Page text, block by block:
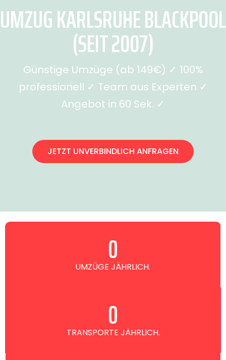
UMZUG KARLSRUHE BLACKPOOL
(SEIT 2007)
Günstige Umzüge (ab 149€) ✓ 100%
professionell ✓ Team aus Experten ✓
Angebot in 60 Sek. ✓
JETZT UNVERBINDLICH ANFRAGEN
UMZÜGE JÄHRLICH.
0
TRANSPORTE JÄHRLICH.
0